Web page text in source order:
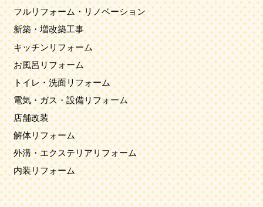
フルリフォーム・リノベーション
新築・増改築工事
キッチンリフォーム
お風呂リフォーム
トイレ・洗面リフォーム
電気・ガス・設備リフォーム
店舗改装
解体リフォーム
外溝・エクステリアリフォーム
内装リフォーム